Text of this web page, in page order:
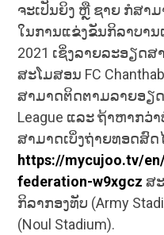
ຈະເປັນຍິງ ຫຼື ຊາຍ ກໍສາ
ໃນການແຂ່ງຂັນກິລາບານ
2021 ເຊິ່ງລາຍລະອຽດ
ສະໂມສອນ FC
ສາມາດຕິດຕາມລາຍອຽດ
League ແລະ ຖ້າຫາກວ່
ສາມາດເບິ່ງຖ່າຍທອດສົດ
https://mycujoo.tv/
federation-w9xgcz ສ
ກິລາກອງທັບ (Army
(Noul Stadium).